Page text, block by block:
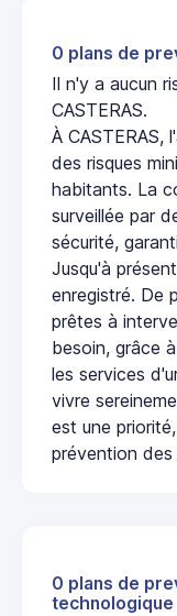
0 plans de
Il n'y a aucun
CASTERAS.
À CASTERAS,
des risques
habitants. La
surveillée par
sécurité,
Jusqu'à
enregistré. De
prêtes à
besoin, grâce
les services
vivre
est une
prévention des
0 plans de
technologique